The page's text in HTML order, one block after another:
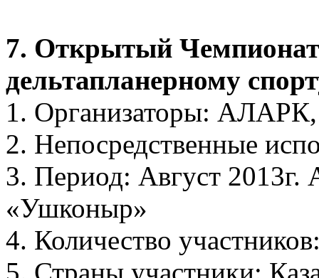
7. Открытый Чемпионат
дельтапланерному
1. Организаторы:
2. Непосредственные
3. Период: Август 2013г.
«Ушконыр»
4. Количество
5. Страны участники: